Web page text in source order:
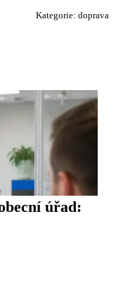
Kategorie: doprava
úřad: